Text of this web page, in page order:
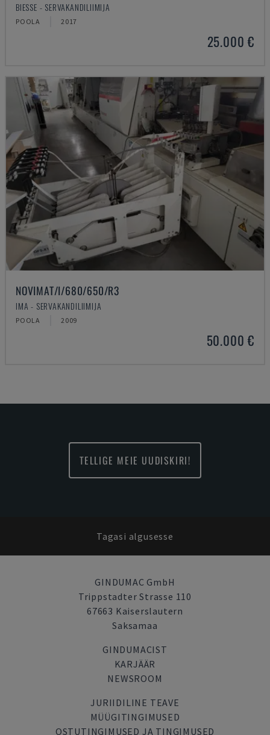
BIESSE - SERVAKANDILIIMIJA
POOLA 2017
25.000 €
NOVIMAT/I/680/650/R3
IMA - SERVAKANDILIIMIJA
POOLA 2009
50.000 €
TELLIGE MEIE UUDISKIRI!
Tagasi algusesse
GINDUMAC GmbH
Trippstadter Strasse 110
67663 Kaiserslautern
Saksamaa
GINDUMACIST
KARJÄÄR
NEWSROOM
JURIIDILINE TEAVE
MÜÜGITINGIMUSED
OSTUTINGIMUSED JA TINGIMUSED